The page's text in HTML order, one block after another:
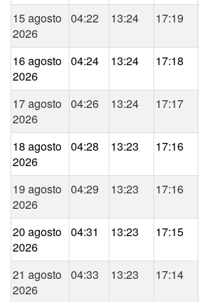
15 agosto
2026
04:22 13:24 17:19
16 agosto
2026
04:24 13:24 17:18
17 agosto
2026
04:26 13:24 17:17
18 agosto
2026
04:28 13:23 17:16
19 agosto
2026
04:29 13:23 17:16
20 agosto
2026
04:31 13:23 17:15
21 agosto
2026
04:33 13:23 17:14